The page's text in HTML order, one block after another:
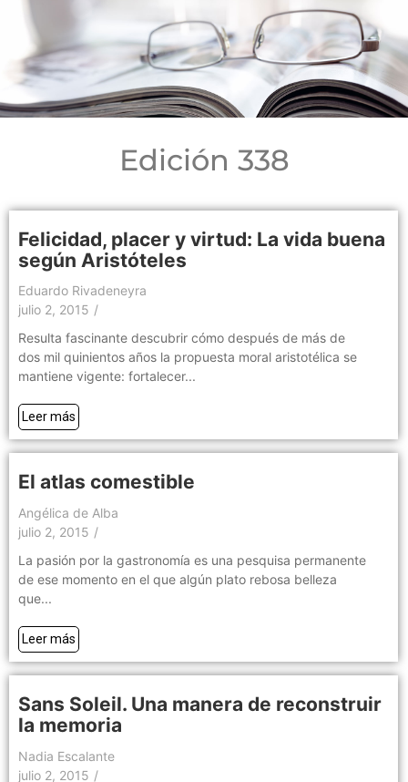
Edición 338
Felicidad, placer y virtud: La vida buena
según Aristóteles
Eduardo Rivadeneyra
julio 2, 2015 /
Resulta fascinante descubrir cómo después de más de
dos mil quinientos años la propuesta moral aristotélica se
mantiene vigente: fortalecer...
Leer más
El atlas comestible
Angélica de Alba
julio 2, 2015 /
La pasión por la gastronomía es una pesquisa permanente
de ese momento en el que algún plato rebosa belleza
que...
Leer más
Sans Soleil. Una manera de reconstruir
la memoria
Nadia Escalante
julio 2, 2015 /